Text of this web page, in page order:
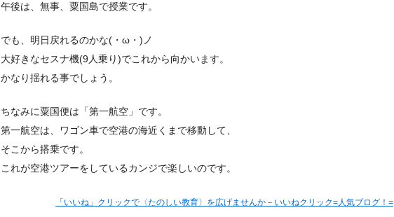
午後は、無事、粟国島で授業です。
でも、明日戻れるのかな(・ω・)ノ
大好きなセスナ機(9人乗り)でこれから向かいます。
かなり揺れる事でしょう。
ちなみに粟国便は「第一航空」です。
第一航空は、ワゴン車で空港の海近くまで移動して、
そこから搭乗です。
これが空港ツアーをしているカンジで楽しいのです。
「いいね」クリックで〈たのしい教育〉を広げませんか－いいねクリック=人気ブログ！=